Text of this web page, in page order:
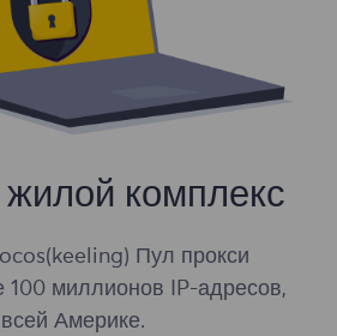
комплекс
Пул прокси
100 миллионов IP-адресов,
Америке.